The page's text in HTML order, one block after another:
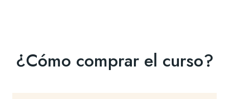
¿Cómo comprar el curso?